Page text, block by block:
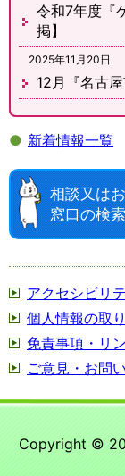
令和7年度『
掲】
2025年11月20日
12月『名古
● 新着情報一覧
相談又は
窓口の検索
アクセシビリ
個人情報の取
免責事項・リ
ご意見・お問
Copyright ©